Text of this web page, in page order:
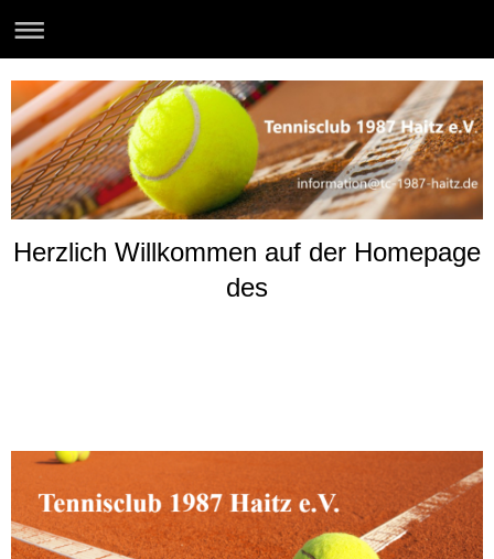
Herzlich Willkommen auf der Homepage
des